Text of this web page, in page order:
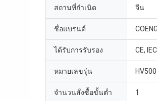
สถานที่กำเนิด จีน
ชื่อแบรนด์ COENG
ได้รับการรับรอง CE, IEC
หมายเลขรุ่น
จำนวนสั่งซื้อขั้นต่ำ 1